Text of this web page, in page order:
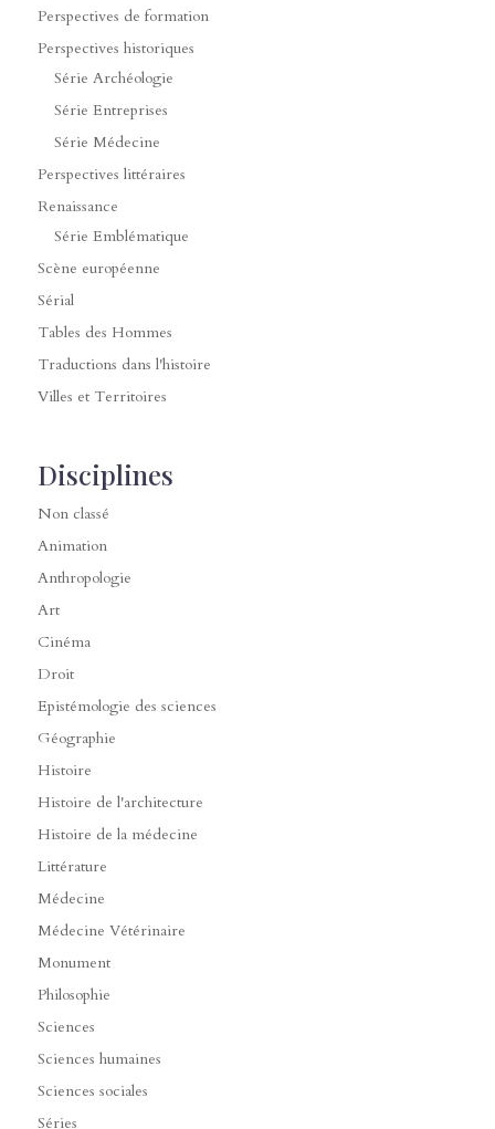
Perspectives de formation
Perspectives historiques
Série Archéologie
Série Entreprises
Série Médecine
Perspectives littéraires
Renaissance
Série Emblématique
Scène européenne
Sérial
Tables des Hommes
Traductions dans l'histoire
Villes et Territoires
Disciplines
Non classé
Animation
Anthropologie
Art
Cinéma
Droit
Epistémologie des sciences
Géographie
Histoire
Histoire de l'architecture
Histoire de la médecine
Littérature
Médecine
Médecine Vétérinaire
Monument
Philosophie
Sciences
Sciences humaines
Sciences sociales
Séries